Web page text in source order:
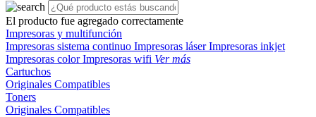
El producto fue agregado correctamente
Impresoras y multifunción
Impresoras sistema continuo Impresoras láserImpresoras inkjet
Impresoras colorImpresoras wifi Ver más
Cartuchos
Originales Compatibles
Toners
Originales Compatibles